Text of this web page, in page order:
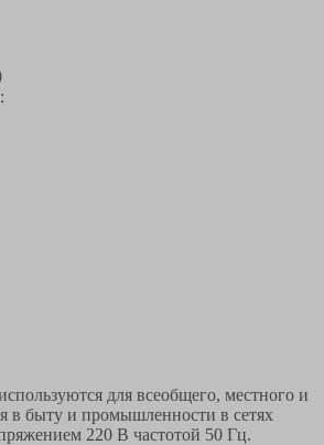
для всеобщего, местного и
в быту и промышленности в сетях
220 В частотой 50 Гц.